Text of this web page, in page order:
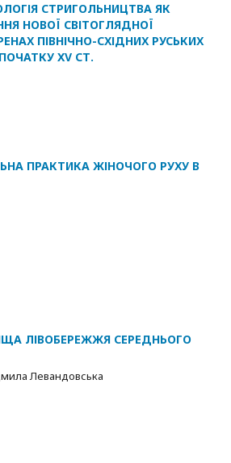
СТРИГОЛЬНИЦТВА ЯК
НОВОЇ СВІТОГЛЯДНОЇ
ПІВНІЧНО-СХІДНИХ РУСЬКИХ
XV СТ.
ПРАКТИКА ЖІНОЧОГО РУХУ В
ЛІВОБЕРЕЖЖЯ СЕРЕДНЬОГО
Левандовська